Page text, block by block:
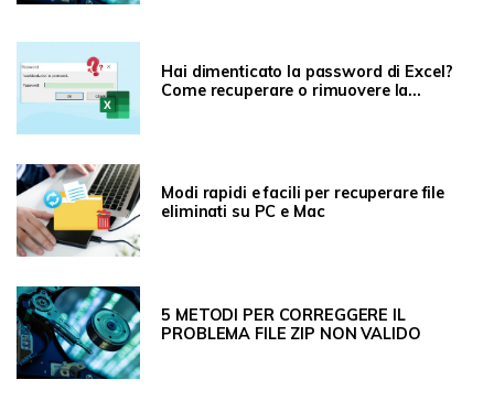
Hai dimenticato la password di Excel?
Come recuperare o rimuovere la
Modi rapidi e facili per recuperare file
eliminati su PC e Mac
5 METODI PER CORREGGERE IL
PROBLEMA FILE ZIP NON VALIDO